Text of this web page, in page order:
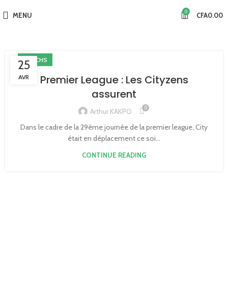
MENU 0 CFA0.00
25
AVR
MATCHS
Premier League : Les Cityzens
assurent
Arthur KAKPO 0
Dans le cadre de la 29ème journée de la premier league, City
était en déplacement ce soi...
CONTINUE READING